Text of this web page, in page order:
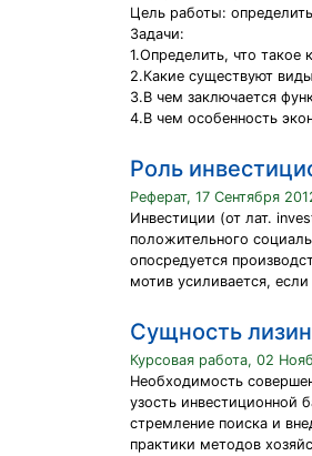
Цель работы:
Задачи:
1.Определить, что такое
2.Какие существуют
3.В чем заключается
4.В чем особенность
Роль
Реферат, 17 Сентября
Инвестиции (от лат.
положительного
опосредуется
мотив усиливается,
Сущность
Курсовая работа, 02
Необходимость
узость инвестиционной
стремление поиска и
практики методов